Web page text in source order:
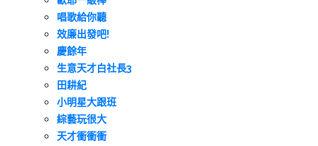
唱歌給你聽
效廉出發吧!
慶餘年
生意天才白社長3
田耕紀
小明星大跟班
綜藝玩很大
天才衝衝衝